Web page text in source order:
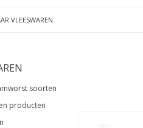
VLEESWAREN
soorten
producten